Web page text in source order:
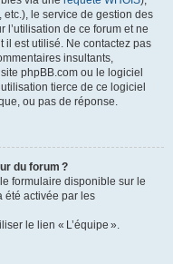
etc.), le service de gestion des
l’utilisation de ce forum et ne
il est utilisé. Ne contactez pas
insultants,
phpBB.com ou le logiciel
tierce de ce logiciel
ou pas de réponse.
du forum ?
formulaire disponible sur le
été activée par les
le lien « L’équipe ».